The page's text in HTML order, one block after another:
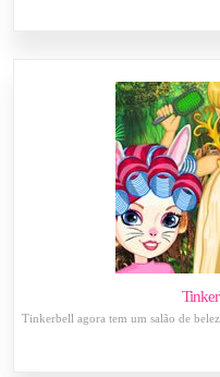
Tinkerbell agora tem um salão de